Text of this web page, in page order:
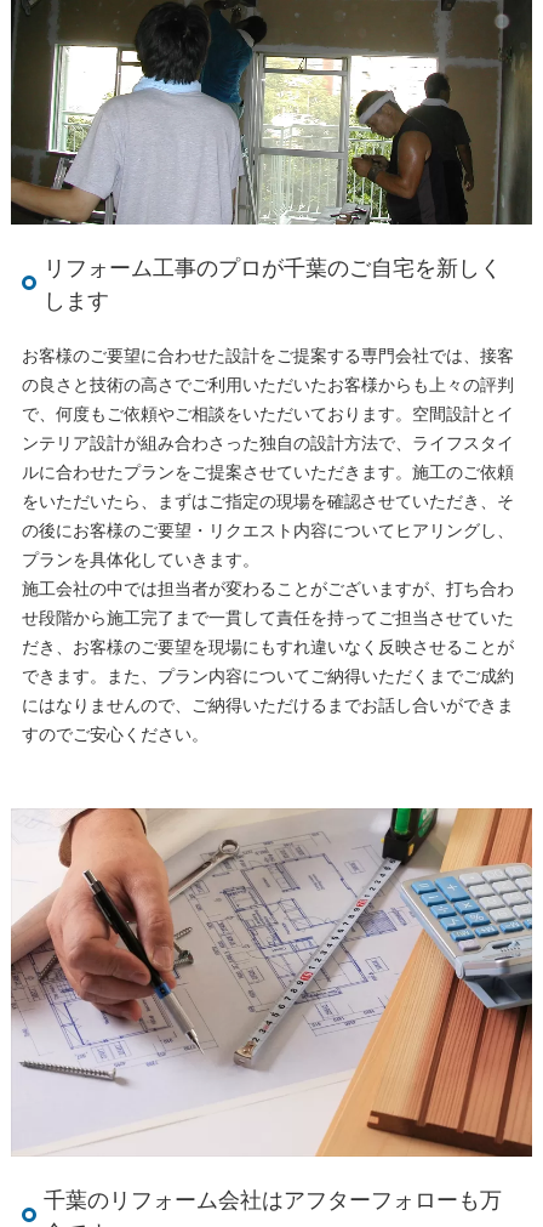
リフォーム工事のプロが千葉のご自宅を新しく
します
お客様のご要望に合わせた設計をご提案する専門会社では、接客
の良さと技術の高さでご利用いただいたお客様からも上々の評判
で、何度もご依頼やご相談をいただいております。空間設計とイ
ンテリア設計が組み合わさった独自の設計方法で、ライフスタイ
ルに合わせたプランをご提案させていただきます。施工のご依頼
をいただいたら、まずはご指定の現場を確認させていただき、そ
の後にお客様のご要望・リクエスト内容についてヒアリングし、
プランを具体化していきます。
施工会社の中では担当者が変わることがございますが、打ち合わ
せ段階から施工完了まで一貫して責任を持ってご担当させていた
だき、お客様のご要望を現場にもすれ違いなく反映させることが
できます。また、プラン内容についてご納得いただくまでご成約
にはなりませんので、ご納得いただけるまでお話し合いができま
すのでご安心ください。
千葉のリフォーム会社はアフターフォローも万